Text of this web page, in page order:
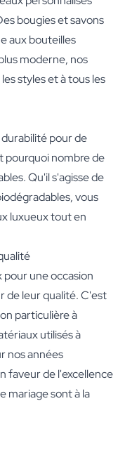
bougies et savons
aux bouteilles
moderne, nos
styles et à tous les
pour de
pourquoi nombre de
Qu'il s'agisse de
vous
luxueux tout en
pour une occasion
de leur qualité. C'est
particulière à
utilisés à
nos années
faveur de l'excellence
mariage sont à la